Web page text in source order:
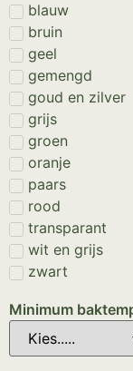
blauw
bruin
geel
gemengd
goud en zilver
grijs
groen
oranje
paars
rood
transparant
wit en grijs
zwart
Minimum